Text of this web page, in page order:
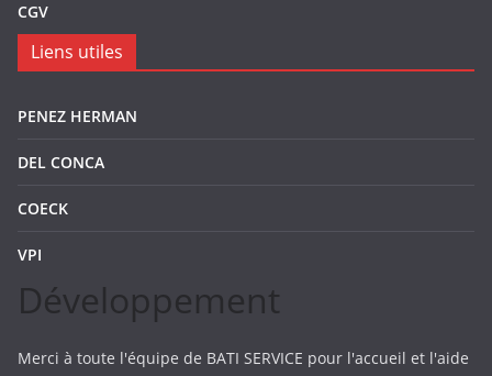
CGV
Liens utiles
PENEZ HERMAN
DEL CONCA
COECK
VPI
Développement
Merci à toute l'équipe de BATI SERVICE pour l'accueil et l'aide